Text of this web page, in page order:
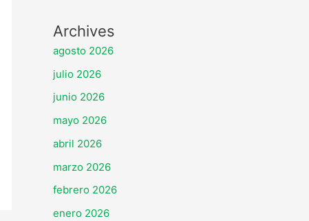
Archives
agosto 2026
julio 2026
junio 2026
mayo 2026
abril 2026
marzo 2026
febrero 2026
enero 2026